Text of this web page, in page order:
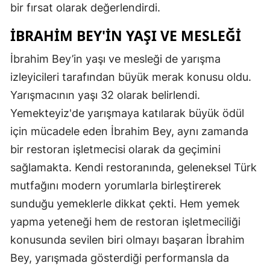
bir fırsat olarak değerlendirdi.
İBRAHIM BEY'IN YAŞI VE MESLEĞI
İbrahim Bey’in yaşı ve mesleği de yarışma
izleyicileri tarafından büyük merak konusu oldu.
Yarışmacının yaşı 32 olarak belirlendi.
Yemekteyiz'de yarışmaya katılarak büyük ödül
için mücadele eden İbrahim Bey, aynı zamanda
bir restoran işletmecisi olarak da geçimini
sağlamakta. Kendi restoranında, geleneksel Türk
mutfağını modern yorumlarla birleştirerek
sunduğu yemeklerle dikkat çekti. Hem yemek
yapma yeteneği hem de restoran işletmeciliği
konusunda sevilen biri olmayı başaran İbrahim
Bey, yarışmada gösterdiği performansla da